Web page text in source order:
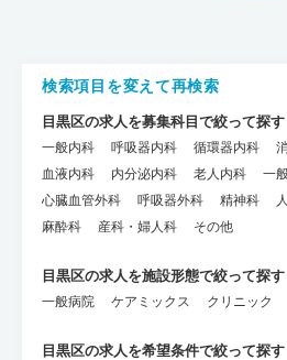
検索項目を変えて再検索
目黒区の求人を募集科目で絞って探す
一般内科 呼吸器内科 循環器内科
血液内科
内分泌内科 老人内科 一
心臓血管外科
呼吸器外科 精神科
麻酔科
産科・婦人科 その他
目黒区の求人を施設形態で絞って探す
一般病院 ケアミックス クリニック
目黒区の求人を希望条件で絞って探す